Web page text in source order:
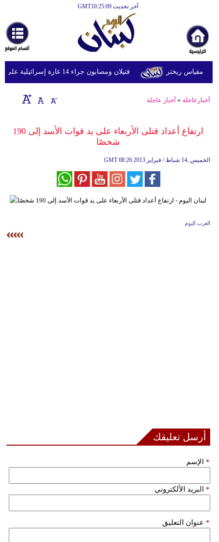
آخر تحديث GMT10:25:09
أخبارعاجلة
رياضة
ثقافة
إقتصاد
وموسيقى
مدوَّنات
أبراج
سيارات
قتيلان ومصابون جراء 14 غارة إسرائيلية على شرق وجنوب لبنان
أخبارعاجلة » أخبار عاجلة
ارتفاع أعداد قتلى الأربعاء على يد قوات الأسد إلى 190
شخصًا
GMT 08:26 2013 الخميس ,14 شباط / فبراير
العرب اليوم
أرسل تعليقك
الإسم *
البريد الألكتروني *
عنوان التعليق *